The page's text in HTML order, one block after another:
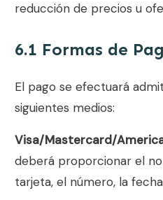
reducción de precios u
6.1 Formas de
El pago se efectuará
siguientes medios:
Visa/Mastercard/
deberá proporcionar el
tarjeta, el número, la